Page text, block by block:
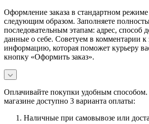
Оформление заказа в стандартном
следующим образом. Заполняете
последовательным этапам: адрес, способ
данные о себе. Советуем в комментарии к
информацию, которая поможет курьеру
кнопку «Оформить заказ».
Оплачивайте покупки удобным
магазине доступно 3 варианта оплаты:
Наличные при самовывозе или